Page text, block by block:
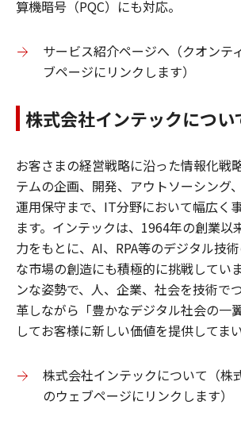
算機暗号（PQC）にも対応。
サービス紹介ページへ（クオンテ
ブページにリンクします）
株式会社インテックについ
お客さまの経営戦略に沿った情報化戦
テムの企画、開発、アウトソーシング
運用保守まで、IT分野において幅広く
ます。インテックは、1964年の創業以
力をもとに、AI、RPA等のデジタル技
な市場の創造にも積極的に挑戦してい
ンな姿勢で、人、企業、社会を技術で
革しながら「豊かなデジタル社会の一
してお客様に新しい価値を提供してまい
株式会社インテックについて（株
のウェブページにリンクします）